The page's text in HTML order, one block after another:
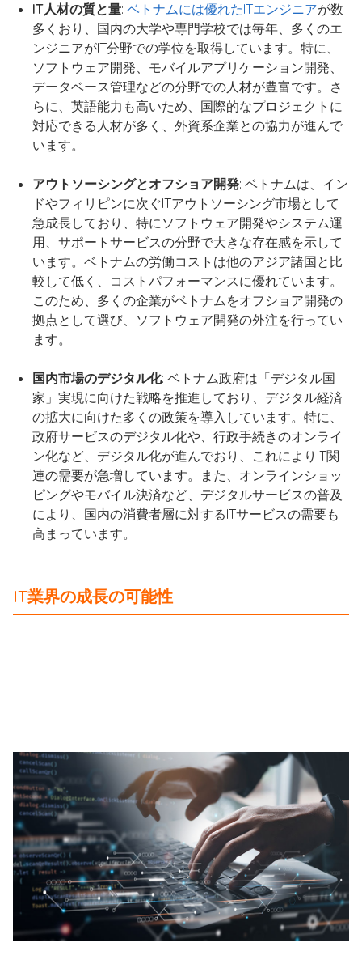
IT人材の質と量: ベトナムには優れたITエンジニアが数
多くおり、国内の大学や専門学校では毎年、多くのエ
ンジニアがIT分野での学位を取得しています。特に、
ソフトウェア開発、モバイルアプリケーション開発、
データベース管理などの分野での人材が豊富です。さ
らに、英語能力も高いため、国際的なプロジェクトに
対応できる人材が多く、外資系企業との協力が進んで
います。
アウトソーシングとオフショア開発: ベトナムは、イン
ドやフィリピンに次ぐITアウトソーシング市場として
急成長しており、特にソフトウェア開発やシステム運
用、サポートサービスの分野で大きな存在感を示して
います。ベトナムの労働コストは他のアジア諸国と比
較して低く、コストパフォーマンスに優れています。
このため、多くの企業がベトナムをオフショア開発の
拠点として選び、ソフトウェア開発の外注を行ってい
ます。
国内市場のデジタル化: ベトナム政府は「デジタル国
家」実現に向けた戦略を推進しており、デジタル経済
の拡大に向けた多くの政策を導入しています。特に、
政府サービスのデジタル化や、行政手続きのオンライ
ン化など、デジタル化が進んでおり、これによりIT関
連の需要が急増しています。また、オンラインショッ
ピングやモバイル決済など、デジタルサービスの普及
により、国内の消費者層に対するITサービスの需要も
高まっています。
IT業界の成長の可能性